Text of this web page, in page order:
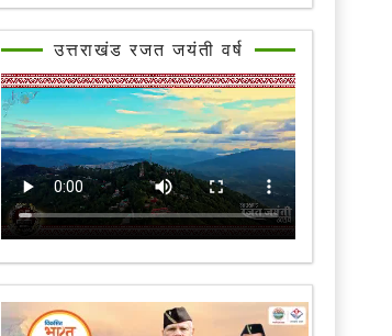
उत्तराखंड रजत जयंती वर्ष